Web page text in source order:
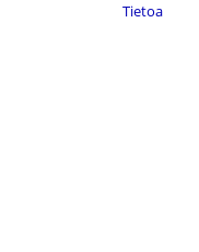
Tietoa